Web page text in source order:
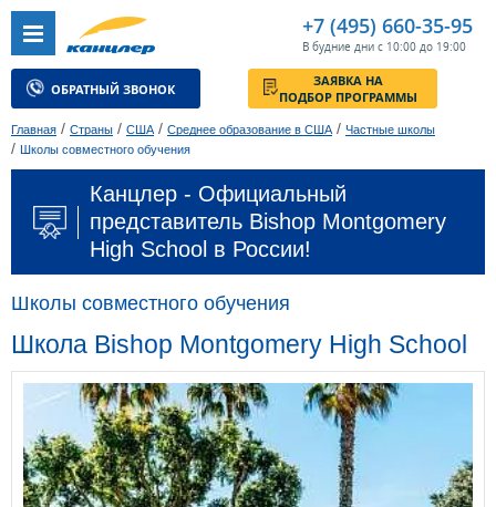
+7 (495) 660-35-95
В будние дни с 10:00 до 19:00
ОБРАТНЫЙ ЗВОНОК
ЗАЯВКА НА
ПОДБОР ПРОГРАММЫ
Главная / Страны / США / Среднее образование в США / Частные школы
/ Школы совместного обучения
Канцлер - Официальный
представитель Bishop Montgomery
High School в России!
Школы совместного обучения
Школа Bishop Montgomery High School